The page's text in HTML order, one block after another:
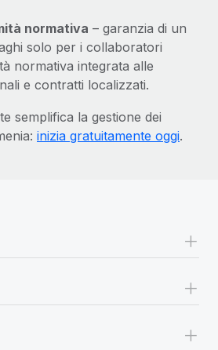
normativa – garanzia di un
solo per i collaboratori
normativa integrata alle
e contratti localizzati.
semplifica la gestione dei
inizia gratuitamente oggi.
+
+
+